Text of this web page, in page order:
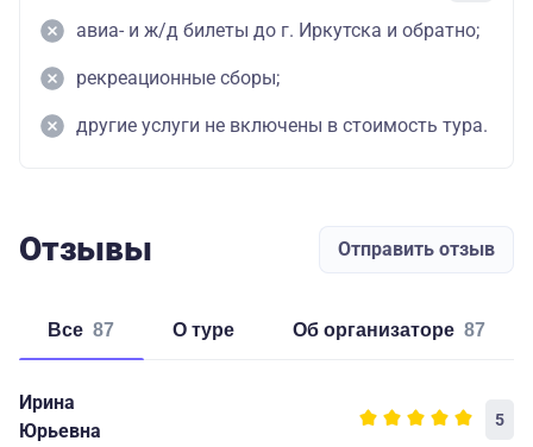
авиа- и ж/д билеты до г. Иркутска и обратно;
рекреационные сборы;
другие услуги не включены в стоимость тура.
Отзывы Отправить отзыв
Все 87 о туре об организаторе 87
Ирина
Юрьевна
5